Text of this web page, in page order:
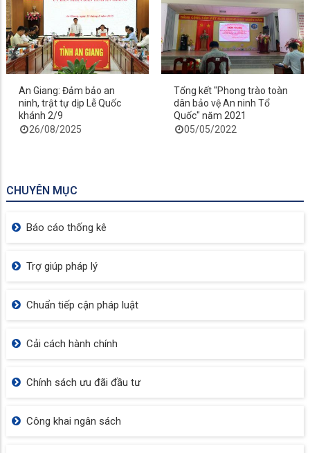
An Giang: Đảm bảo an
ninh, trật tự dịp Lễ Quốc
khánh 2/9
26/08/2025
Tổng kết "Phong trào toàn
dân bảo vệ An ninh Tổ
Quốc" năm 2021
05/05/2022
CHUYÊN MỤC
Báo cáo thống kê
Trợ giúp pháp lý
Chuẩn tiếp cận pháp luật
Cải cách hành chính
Chính sách ưu đãi đầu tư
Công khai ngân sách